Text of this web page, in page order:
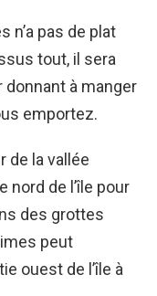
n’a pas de plat
tout, il sera
à manger
emportez.
de la vallée
nord de l’île pour
des grottes
peut
ouest de l’île à